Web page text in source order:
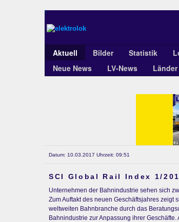
Aktuell Bilder Statistik
Neue News
LV-News Länder
Datum: 10.03.2017 Uhrzeit: 09:51
SCI Global Rail Index 1/
Unternehmen der Bahnindustrie sehen sich
Zum Auftakt des neuen Geschäftsjahres
weltweiten Bahnbranche durch das
Bahnindustrie zur Anpassung ihrer